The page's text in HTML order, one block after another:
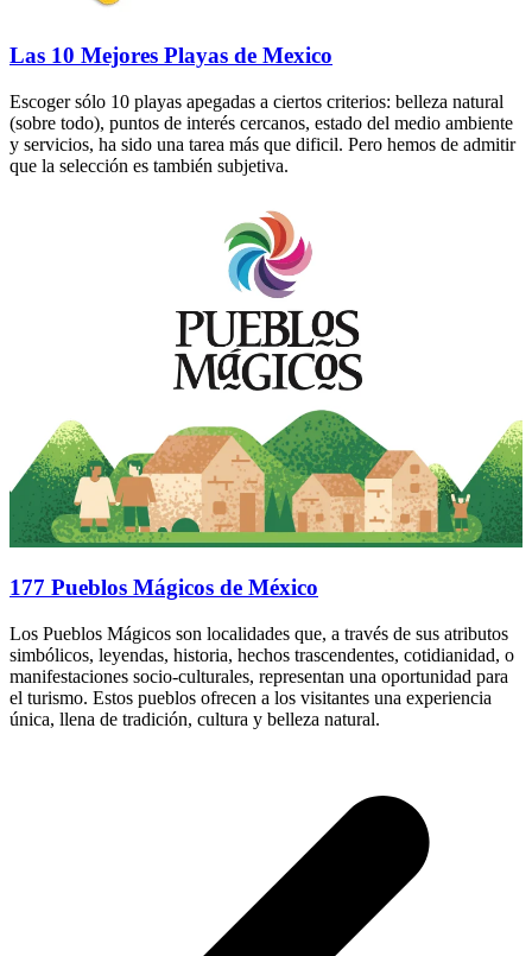
Las 10 Mejores Playas de Mexico
Escoger sólo 10 playas apegadas a ciertos criterios: belleza natural
(sobre todo), puntos de interés cercanos, estado del medio ambiente
y servicios, ha sido una tarea más que dificil. Pero hemos de admitir
que la selección es también subjetiva.
177 Pueblos Mágicos de México
Los Pueblos Mágicos son localidades que, a través de sus atributos
simbólicos, leyendas, historia, hechos trascendentes, cotidianidad, o
manifestaciones socio-culturales, representan una oportunidad para
el turismo. Estos pueblos ofrecen a los visitantes una experiencia
única, llena de tradición, cultura y belleza natural.